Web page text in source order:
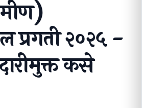
प्रगती २०२५ -
कसे